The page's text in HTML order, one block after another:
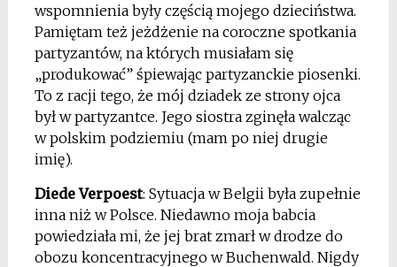
wspomnienia były częścią mojego dzieciństwa.
Pamiętam też jeżdżenie na coroczne spotkania
partyzantów, na których musiałam się
„produkować” śpiewając partyzanckie piosenki.
To z racji tego, że mój dziadek ze strony ojca
był w partyzantce. Jego siostra zginęła walcząc
w polskim podziemiu (mam po niej drugie
imię).
Diede Verpoest: Sytuacja w Belgii była zupełnie
inna niż w Polsce. Niedawno moja babcia
powiedziała mi, że jej brat zmarł w drodze do
obozu koncentracyjnego w Buchenwald. Nigdy